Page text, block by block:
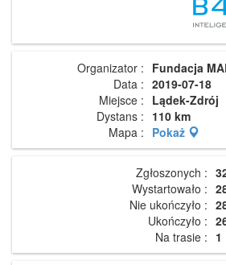
Organizator : Fundacja
Data : 2019-07-18
Miejsce : Lądek-Zdrój
Dystans : 110 km
Mapa : Pokaż
Zgłoszonych :
Wystartowało :
Nie ukończyło :
Ukończyło :
Na trasie : 1